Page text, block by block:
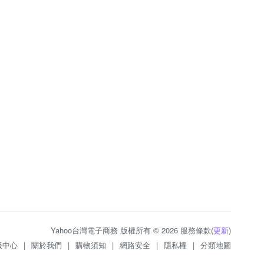
Yahoo台灣電子商務 版權所有 © 2026 服務條款(更新)
中心 | 關於我們 | 購物須知 | 網路安全 | 隱私權 | 分類地圖